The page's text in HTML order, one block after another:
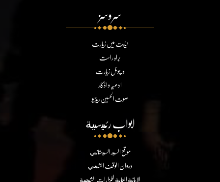
سروسز
نیابت میں زیارت
براہ راست
ورچوئل زیارت
ادعیہ و اذکار
صوت الحسین ریڈیو
ابواب رئيسية
موقع السيد السيستاني
ديوان الوقف الشيعي